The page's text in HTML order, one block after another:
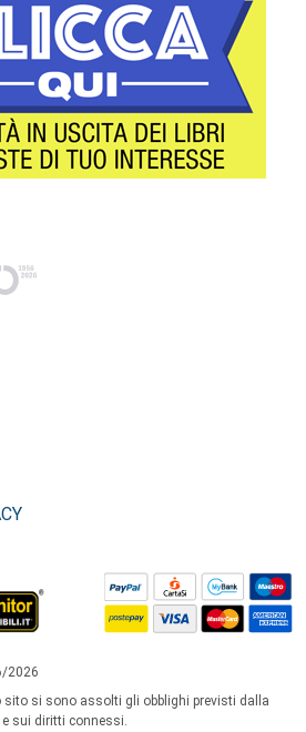
2026
sito si sono assolti gli obblighi previsti dalla
sui diritti connessi.